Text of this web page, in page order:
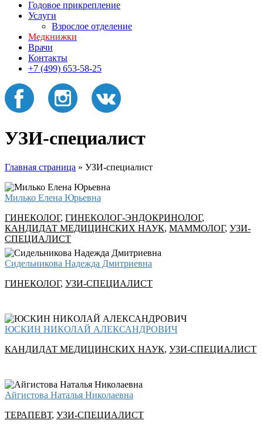
Годовое прикрепление
Услуги
Взрослое отделение
Медкнижки
Врачи
Контакты
+7 (499) 653-58-25
УЗИ-специалист
Главная страница » УЗИ-специалист
Милько Елена Юрьевна
ГИНЕКОЛОГ, ГИНЕКОЛОГ-ЭНДОКРИНОЛОГ,
КАНДИДАТ МЕДИЦИНСКИХ НАУК, МАММОЛОГ, УЗИ-
СПЕЦИАЛИСТ
Сидельникова Надежда Дмитриевна
ГИНЕКОЛОГ, УЗИ-СПЕЦИАЛИСТ
ЮСКИН НИКОЛАЙ АЛЕКСАНДРОВИЧ
КАНДИДАТ МЕДИЦИНСКИХ НАУК, УЗИ-СПЕЦИАЛИСТ
Айгистова Наталья Николаевна
ТЕРАПЕВТ, УЗИ-СПЕЦИАЛИСТ